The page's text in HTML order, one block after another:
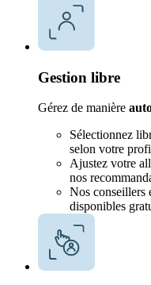
Gestion libre
Gérez de manière
Sélectionnez
selon votre
Ajustez votre
nos
Nos conseillers
disponibles